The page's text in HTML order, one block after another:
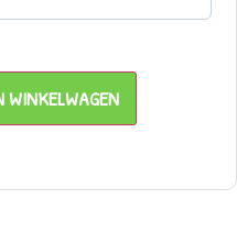
WINKELWAGEN